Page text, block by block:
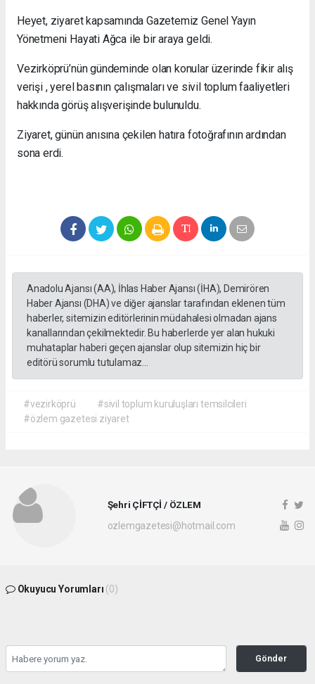
Heyet, ziyaret kapsamında Gazetemiz Genel Yayın
Yönetmeni Hayati Ağca ile bir araya geldi.
Vezirköprü’nün gündeminde olan konular üzerinde fikir alış
verişi , yerel basının çalışmaları ve sivil toplum faaliyetleri
hakkında görüş alışverişinde bulunuldu.
Ziyaret, günün anısına çekilen hatıra fotoğrafının ardından
sona erdi.
Anadolu Ajansı (AA), İhlas Haber Ajansı (İHA), Demirören
Haber Ajansı (DHA) ve diğer ajanslar tarafından eklenen tüm
haberler, sitemizin editörlerinin müdahalesi olmadan ajans
kanallarından çekilmektedir. Bu haberlerde yer alan hukuki
muhataplar haberi geçen ajanslar olup sitemizin hiç bir
editörü sorumlu tutulamaz...
#vezirköprü
#sivil toplum kuruluşları temsilcileri
#özlem gazetesi ziyaret
Şehri ÇİFTÇİ / ÖZLEM
ozlemgazetesi@hotmail.com
Okuyucu Yorumları (0)
Gönder